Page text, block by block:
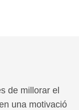
de millorar el
una motivació